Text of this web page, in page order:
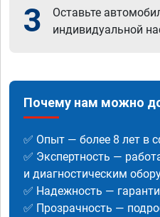
3
Оставьте
индивидуальной
Почему нам можно
✅ Опыт — более 8 лет в
✅ Экспертность —
и диагностическим
✅ Надежность —
✅ Прозрачность —